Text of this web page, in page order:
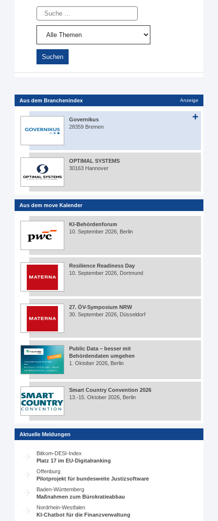
Suche
Aus dem Branchenindex Anzeige
Governikus
28359 Bremen
OPTIMAL SYSTEMS
30163 Hannover
Aus dem move Kalender
KI-Behördenforum
10. September 2026, Berlin
Resilience Readiness Day
10. September 2026, Dortmund
27. ÖV-Symposium NRW
30. September 2026, Düsseldorf
Public Data – besser mit
Behördendaten umgehen
1. Oktober 2026, Berlin
Smart Country Convention 2026
13.-15. Oktober 2026, Berlin
Aktuelle Meldungen
Bitkom-DESI-Index
Platz 17 im EU-Digitalranking
Offenburg
Pilotprojekt für bundesweite Justizsoftware
Baden-Württemberg
Maßnahmen zum Bürokratieabbau
Nordrhein-Westfalen
KI-Chatbot für die Finanzverwaltung